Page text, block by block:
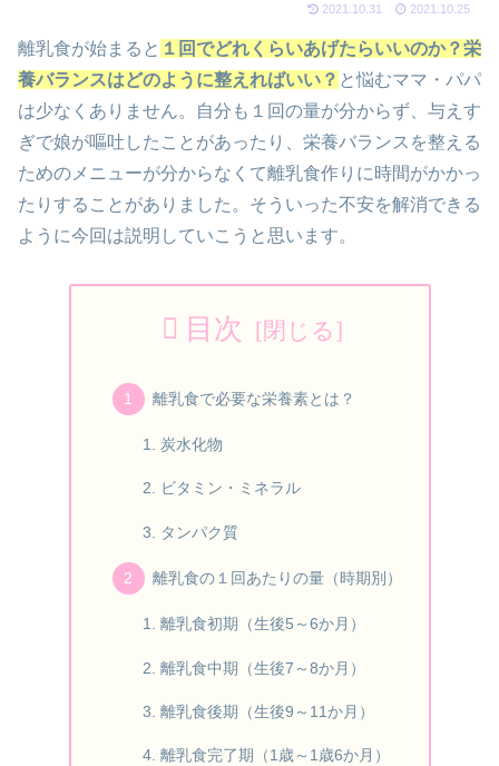
2021.10.31 2021.10.25
離乳食が始まると １回でどれくらいあげたらいいのか？栄
養バランスはどのように整えればいい？ と悩むママ・パパ
は少なくありません。自分も１回の量が分からず、与えす
ぎで娘が嘔吐したことがあったり、栄養バランスを整える
ためのメニューが分からなくて離乳食作りに時間がかかっ
たりすることがありました。そういった不安を解消できる
ように今回は説明していこうと思います。
目次
離乳食で必要な栄養素とは？
炭水化物
ビタミン・ミネラル
タンパク質
離乳食の１回あたりの量（時期別）
離乳食初期（生後5～6か月）
離乳食中期（生後7～8か月）
離乳食後期（生後9～11か月）
離乳食完了期（1歳～1歳6か月）